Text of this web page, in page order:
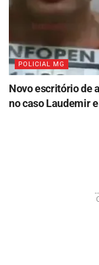
POLICIAL MG
Novo escritório de
no caso Laudemir